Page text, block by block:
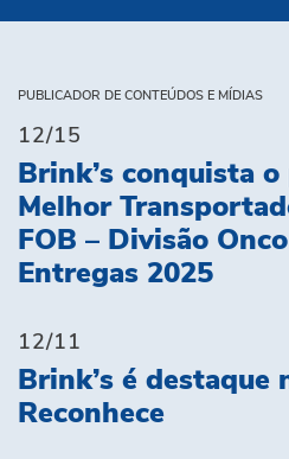
PUBLICADOR DE CONTEÚDOS E MÍDIAS
12/15
Brink’s conquista
Melhor
FOB – Divisão
Entregas 2025
12/11
Brink’s é destaque
Reconhece